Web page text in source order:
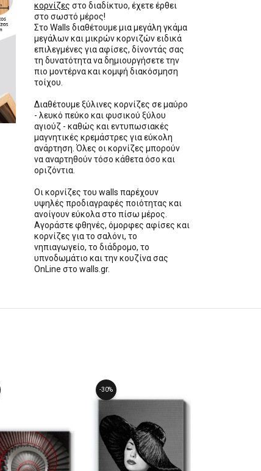
κορνίζες στο διαδίκτυο, έχετε έρθει
στο σωστό μέρος!
Στο Walls διαθέτουμε μια μεγάλη γκάμα
μεγάλων και μικρών κορνιζών ειδικά
επιλεγμένες για αφίσες, δίνοντάς σας
τη δυνατότητα να δημιουργήσετε την
πιο μοντέρνα και κομψή διακόσμηση
τοίχου.
Διαθέτουμε ξύλινες κορνίζες σε μαύρο
- λευκό πεύκο και φυσικού ξύλου
αγιούζ - καθώς και εντυπωσιακές
μαγνητικές κρεμάστρες για εύκολη
ανάρτηση. Όλες οι κορνίζες μπορούν
να αναρτηθούν τόσο κάθετα όσο και
οριζόντια.
Οι κορνίζες του walls παρέχουν
υψηλές προδιαγραφές ποιότητας και
ανοίγουν εύκολα στο πίσω μέρος.
Αγοράστε φθηνές, όμορφες αφίσες και
κορνίζες για το σαλόνι, το
νηπιαγωγείο, το διάδρομο, το
υπνοδωμάτιο και την κουζίνα σας
OnLine στο walls.gr.
-30%